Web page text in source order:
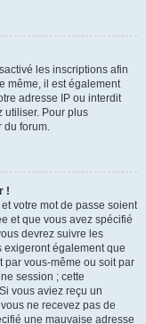
les inscriptions afin
même, il est également
adresse IP ou interdit
utiliser. Pour plus
du forum.
!
votre mot de passe soient
et que vous avez spécifié
devrez suivre les
exigeront également que
par vous-même ou soit par
session ; cette
vous aviez reçu un
ne recevez pas de
une mauvaise adresse